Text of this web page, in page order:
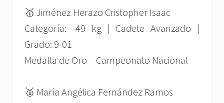
🥇 Jiménez Herazo Cristopher Isaac
Categoría: -49 kg | Cadete Avanzado |
Grado: 9-01
Medalla de Oro – Campeonato Nacional
🥈 María Angélica Fernández Ramos